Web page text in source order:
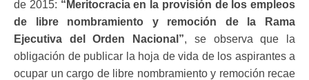
de 2015: “Meritocracia en la provisión de los empleos
de libre nombramiento y remoción de la Rama
Ejecutiva del Orden Nacional”, se observa que la
obligación de publicar la hoja de vida de los aspirantes a
ocupar un cargo de libre nombramiento y remoción recae